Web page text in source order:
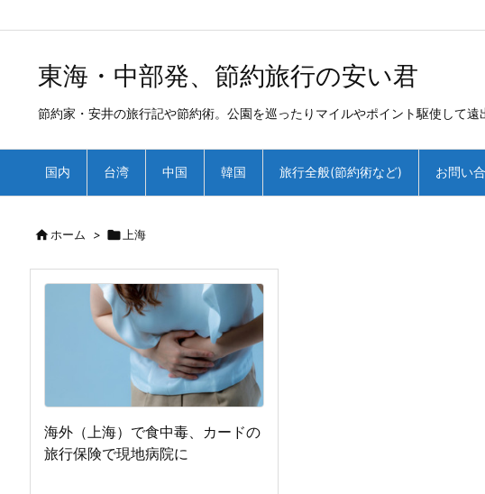
東海・中部発、節約旅行の安い君
節約家・安井の旅行記や節約術。公園を巡ったりマイルやポイント駆使して
国内 台湾 中国 韓国 旅行全般(節約術など) お問い
ホーム >  上海
海外（上海）で食中毒、カードの
旅行保険で現地病院に